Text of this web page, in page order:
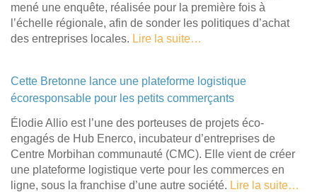
mené une enquête, réalisée pour la première fois à
l’échelle régionale, afin de sonder les politiques d’achat
des entreprises locales. Lire la suite…
Cette Bretonne lance une plateforme logistique
écoresponsable pour les petits commerçants
Élodie Allio est l’une des porteuses de projets éco-
engagés de Hub Enerco, incubateur d’entreprises de
Centre Morbihan communauté (CMC). Elle vient de créer
une plateforme logistique verte pour les commerces en
ligne, sous la franchise d’une autre société. Lire la suite…